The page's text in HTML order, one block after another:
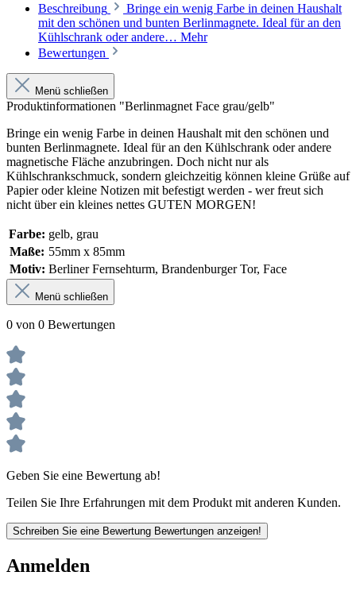
Beschreibung
Bringe ein wenig Farbe in deinen Haushalt
mit den schönen und bunten Berlinmagnete. Ideal für an den
Kühlschrank oder andere… Mehr
Bewertungen
Menü schließen
Produktinformationen "Berlinmagnet Face grau/gelb"
Bringe ein wenig Farbe in deinen Haushalt mit den schönen und
bunten Berlinmagnete. Ideal für an den Kühlschrank oder andere
magnetische Fläche anzubringen. Doch nicht nur als
Kühlschrankschmuck, sondern gleichzeitig können kleine Grüße auf
Papier oder kleine Notizen mit befestigt werden - wer freut sich
nicht über ein kleines nettes GUTEN MORGEN!
Farbe: gelb, grau
Maße: 55mm x 85mm
Motiv: Berliner Fernsehturm, Brandenburger Tor, Face
Menü schließen
0 von 0 Bewertungen
Geben Sie eine Bewertung ab!
Teilen Sie Ihre Erfahrungen mit dem Produkt mit anderen Kunden.
Schreiben Sie eine Bewertung Bewertungen anzeigen!
Anmelden